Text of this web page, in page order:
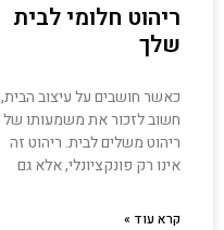
ריהוט חלומי לבית
שלך
כאשר חושבים על עיצוב הבית,
חשוב לזכור את משמעותו של
ריהוט משלים לבית. ריהוט זה
אינו רק פונקציונלי, אלא גם
קרא עוד »